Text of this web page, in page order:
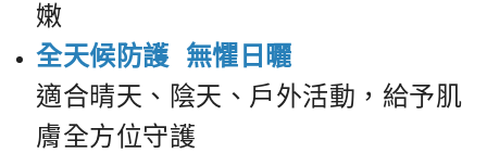
嫩
全天候防護 無懼日曬
適合晴天、陰天、戶外活動，給予肌
膚全方位守護